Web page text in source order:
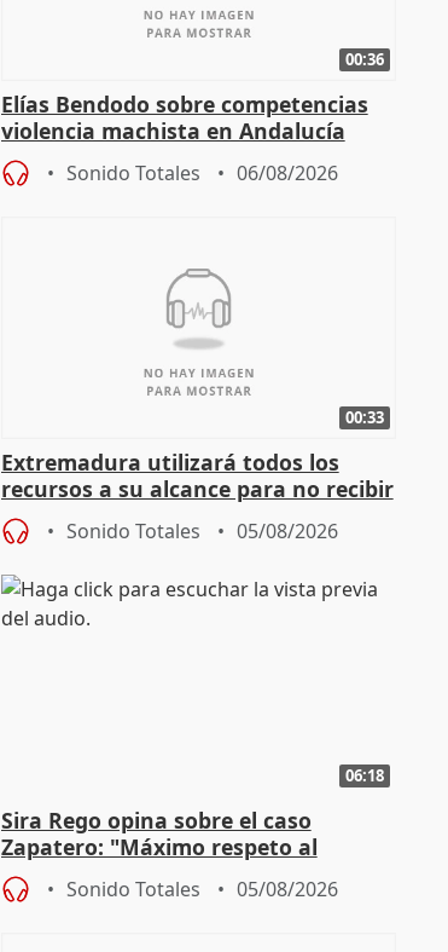
00:36
Elías Bendodo sobre competencias
violencia machista en Andalucía
Sonido Totales 06/08/2026
00:33
Extremadura utilizará todos los
recursos a su alcance para no recibir
más menores migrantes
Sonido Totales 05/08/2026
06:18
Sira Rego opina sobre el caso
Zapatero: "Máximo respeto al
proceso judicial"
Sonido Totales 05/08/2026